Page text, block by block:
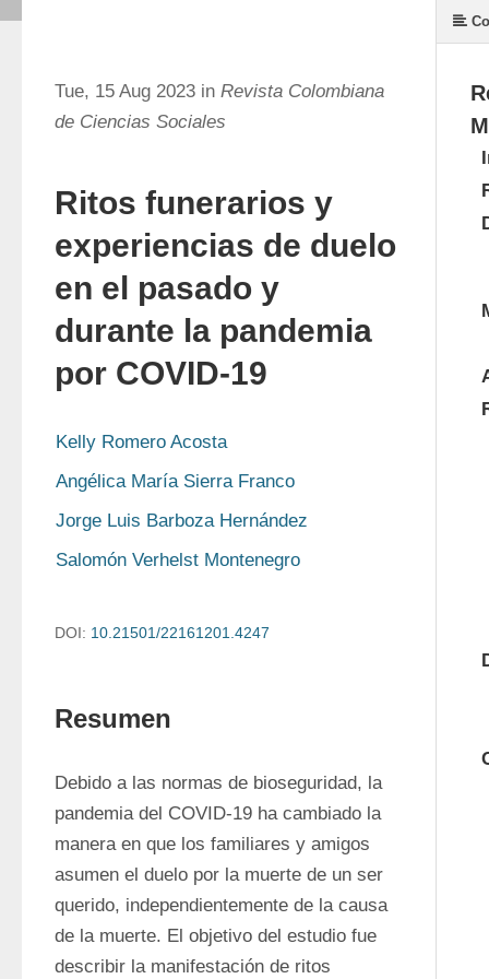
Tue, 15 Aug 2023 in Revista Colombiana
de Ciencias Sociales
Ritos funerarios y
experiencias de duelo
en el pasado y
durante la pandemia
por COVID-19
Kelly Romero Acosta
Angélica María Sierra Franco
Jorge Luis Barboza Hernández
Salomón Verhelst Montenegro
DOI: 10.21501/22161201.4247
Resumen
Debido a las normas de bioseguridad, la
pandemia del COVID-19 ha cambiado la
manera en que los familiares y amigos
asumen el duelo por la muerte de un ser
querido, independientemente de la causa
de la muerte. El objetivo del estudio fue
describir la manifestación de ritos